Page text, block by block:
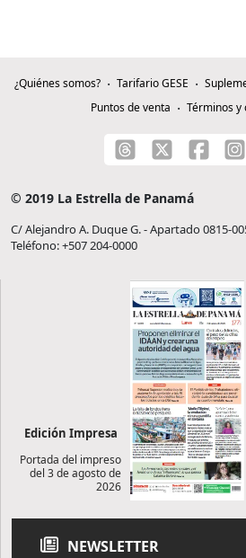
¿Quiénes somos? Tarifario GESE
Puntos de venta
Términos y
© 2019 La Estrella de Panamá
C/ Alejandro A. Duque G. - Apartado 0815-
Teléfono: +507 204-0000
Edición Impresa
Portada del impreso
del 3 de agosto de
2026
NEWSLETTER